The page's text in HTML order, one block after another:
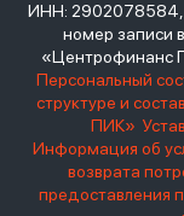
ИНН: 2902078584,
номер записи
«Центрофинанс
Персональный
структуре и
ПИК»
Информация об
возврата
предоставления